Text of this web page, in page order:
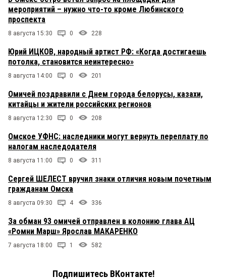
мероприятий – нужно что-то кроме Любинского
проспекта
8 августа 15:30 0 228
Юрий ИЦКОВ, народный артист РФ: «Когда достигаешь
потолка, становится неинтересно»
8 августа 14:00 0 201
Омичей поздравили с Днем города белорусы, казахи,
китайцы и жители российских регионов
8 августа 12:30 0 208
Омское УФНС: наследники могут вернуть переплату по
налогам наследодателя
8 августа 11:00 0 311
Сергей ШЕЛЕСТ вручил знаки отличия новым почетным
гражданам Омска
8 августа 09:30 4 336
За обман 93 омичей отправлен в колонию глава АЦ
«Ромни Марш» Ярослав МАКАРЕНКО
7 августа 18:00 1 582
Подпишитесь ВКонтакте!